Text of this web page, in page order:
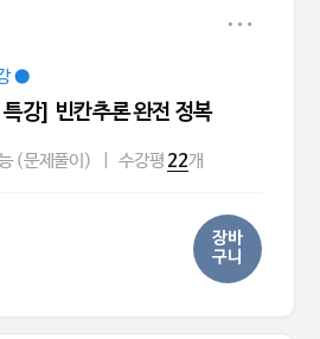
●
강] 빈칸추론 완전 정복
(문제풀이) 수강평 22개
장바
구니